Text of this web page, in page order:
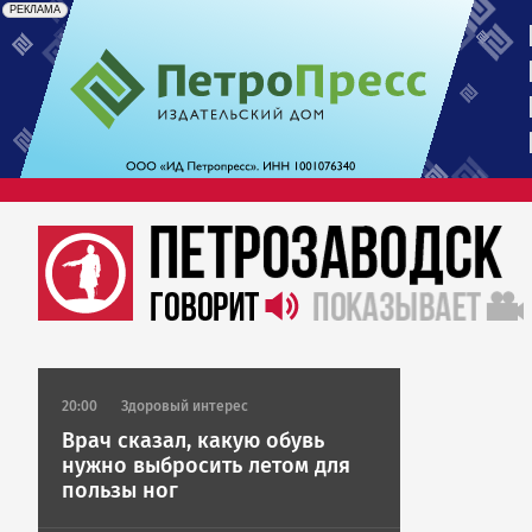
erid: 2SDnjdrAfb3
РЕКЛАМА
Реклама
20:00 Здоровый интерес
Врач сказал, какую обувь
нужно выбросить летом для
пользы ног